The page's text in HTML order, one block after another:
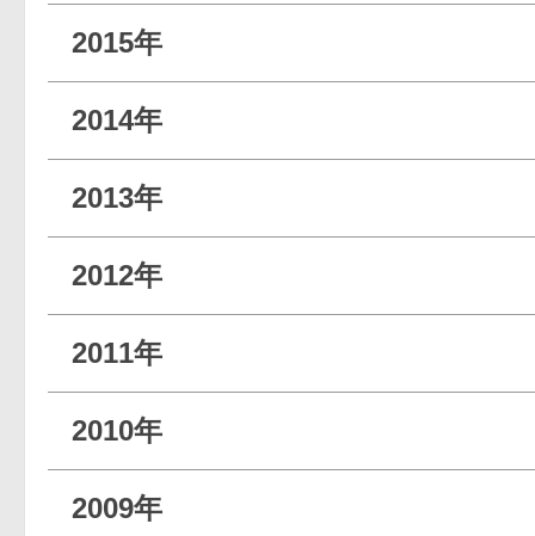
2015年
2014年
2013年
2012年
2011年
2010年
2009年